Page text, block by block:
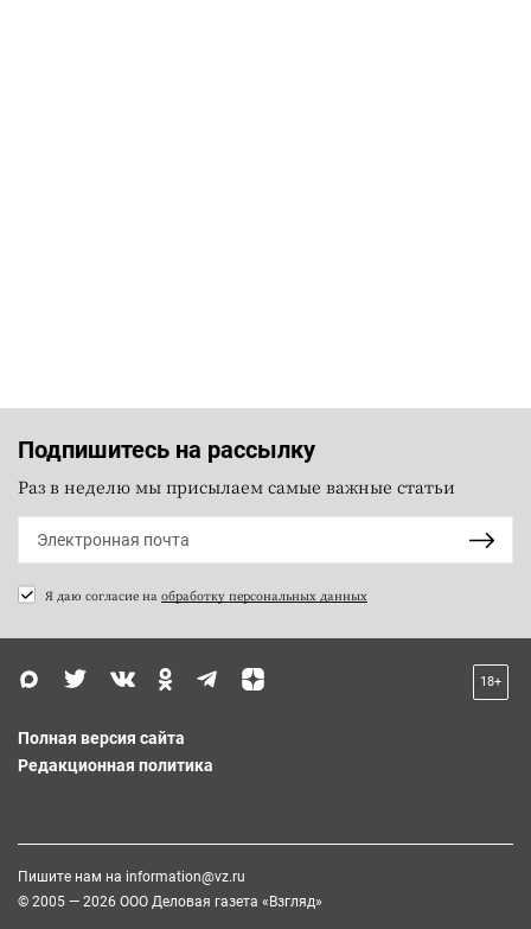
Подпишитесь на рассылку
Раз в неделю мы присылаем самые важные статьи
Я даю согласие на обработку персональных данных
18+
Полная версия сайта
Редакционная политика
Пишите нам на information@vz.ru
© 2005 — 2026 ООО Деловая газета «Взгляд»